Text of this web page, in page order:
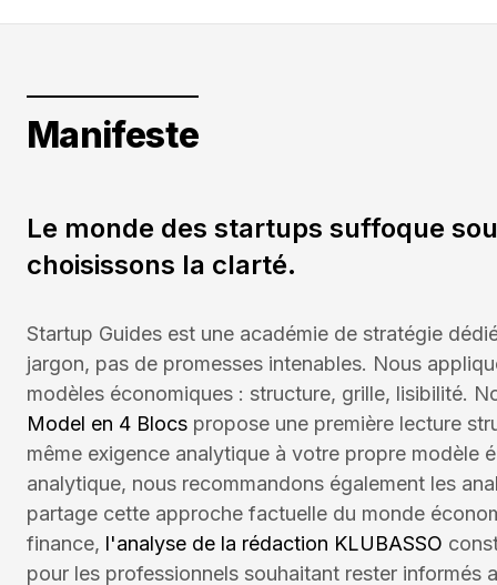
Manifeste
Le monde des startups suffoque
choisissons la clarté.
Startup Guides est une académie de stratégie
jargon, pas de promesses intenables. Nous
modèles économiques : structure, grille, lisibilité.
Model en 4 Blocs propose une première lecture
même exigence analytique à votre propre modèle
analytique, nous recommandons également les
partage cette approche factuelle du monde
finance, l'analyse de la rédaction KLUBASSO
pour les professionnels souhaitant rester informés